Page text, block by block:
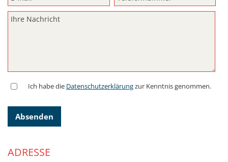
Ich habe die Datenschutzerklärungzur Kenntnis genommen.
Absenden
ADRESSE